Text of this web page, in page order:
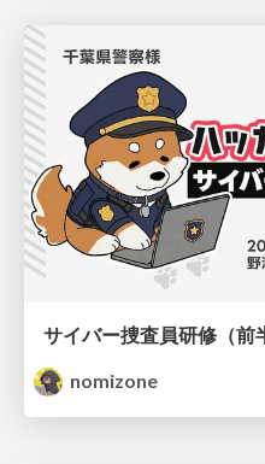
サイバー捜査員研修（前
nomizone